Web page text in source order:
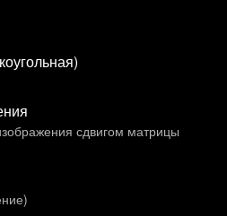
сдвигом матрицы